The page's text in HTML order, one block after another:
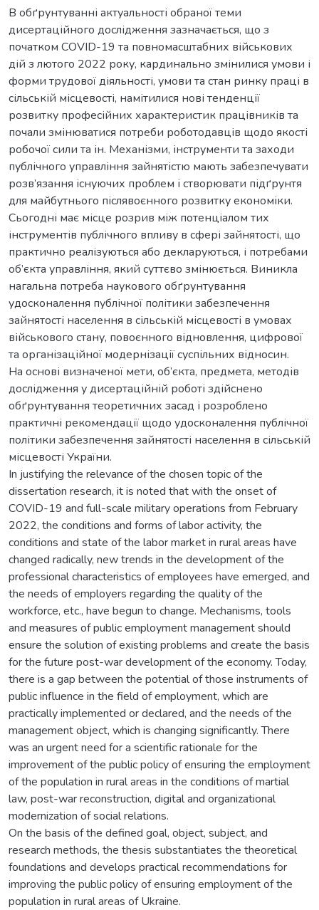
В обґрунтуванні актуальності обраної теми
дисертаційного дослідження зазначається, що з
початком COVID-19 та повномасштабних військових
дій з лютого 2022 року, кардинально змінилися умови і
форми трудової діяльності, умови та стан ринку праці в
сільській місцевості, намітилися нові тенденції
розвитку професійних характеристик працівників та
почали змінюватися потреби роботодавців щодо якості
робочої сили та ін. Механізми, інструменти та заходи
публічного управління зайнятістю мають забезпечувати
розв’язання існуючих проблем і створювати підґрунтя
для майбутнього післявоєнного розвитку економіки.
Сьогодні має місце розрив між потенціалом тих
інструментів публічного впливу в сфері зайнятості, що
практично реалізуються або декларуються, і потребами
об’єкта управління, який суттєво змінюється. Виникла
нагальна потреба наукового обґрунтування
удосконалення публічної політики забезпечення
зайнятості населення в сільській місцевості в умовах
військового стану, повоєнного відновлення, цифрової
та організаційної модернізації суспільних відносин.
На основі визначеної мети, об’єкта, предмета, методів
дослідження у дисертаційній роботі здійснено
обґрунтування теоретичних засад і розроблено
практичні рекомендації щодо удосконалення публічної
політики забезпечення зайнятості населення в сільській
місцевості України.
In justifying the relevance of the chosen topic of the
dissertation research, it is noted that with the onset of
COVID-19 and full-scale military operations from February
2022, the conditions and forms of labor activity, the
conditions and state of the labor market in rural areas have
changed radically, new trends in the development of the
professional characteristics of employees have emerged, and
the needs of employers regarding the quality of the
workforce, etc., have begun to change. Mechanisms, tools
and measures of public employment management should
ensure the solution of existing problems and create the basis
for the future post-war development of the economy. Today,
there is a gap between the potential of those instruments of
public influence in the field of employment, which are
practically implemented or declared, and the needs of the
management object, which is changing significantly. There
was an urgent need for a scientific rationale for the
improvement of the public policy of ensuring the employment
of the population in rural areas in the conditions of martial
law, post-war reconstruction, digital and organizational
modernization of social relations.
On the basis of the defined goal, object, subject, and
research methods, the thesis substantiates the theoretical
foundations and develops practical recommendations for
improving the public policy of ensuring employment of the
population in rural areas of Ukraine.